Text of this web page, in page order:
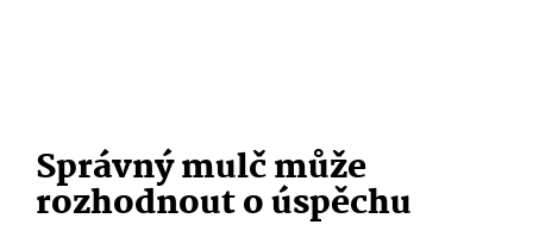
Správný mulčmůže
rozhodnout o úspěchu